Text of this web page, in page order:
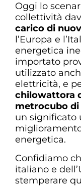
Oggi lo
collettività
carico di
l’Europa e
energetica
importato
utilizzato
elettricità, e
chilowattora
metrocubo
un significato
energetica.
Confidiamo
italiano e
stemperare